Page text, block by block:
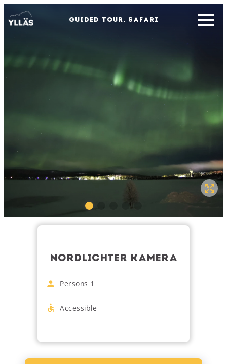
GUIDED TOUR, SAFARI
NORDLICHTER KAMERA
Persons 1
Accessible